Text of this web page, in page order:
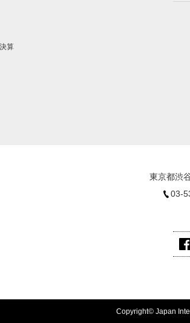
算
東京都渋
03-
Copyright© Japan